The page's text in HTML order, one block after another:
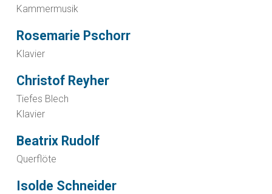
Kammermusik
Rosemarie Pschorr
Klavier
Christof Reyher
Tiefes Blech
Klavier
Beatrix Rudolf
Querflöte
Isolde Schneider